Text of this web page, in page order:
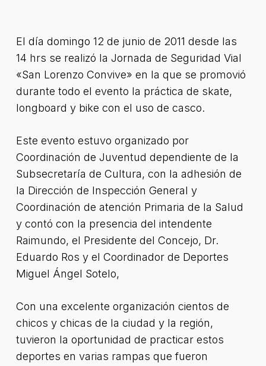
El día domingo 12 de junio de 2011 desde las
14 hrs se realizó la Jornada de Seguridad Vial
«San Lorenzo Convive» en la que se promovió
durante todo el evento la práctica de skate,
longboard y bike con el uso de casco.
Este evento estuvo organizado por
Coordinación de Juventud dependiente de la
Subsecretaría de Cultura, con la adhesión de
la Dirección de Inspección General y
Coordinación de atención Primaria de la Salud
y contó con la presencia del intendente
Raimundo, el Presidente del Concejo, Dr.
Eduardo Ros y el Coordinador de Deportes
Miguel Ángel Sotelo,
Con una excelente organización cientos de
chicos y chicas de la ciudad y la región,
tuvieron la oportunidad de practicar estos
deportes en varias rampas que fueron